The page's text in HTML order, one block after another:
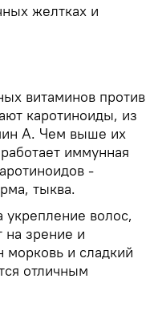
желтках и
витаминов против
каротиноиды, из
А. Чем выше их
иммунная
-
тыква.
укрепление волос,
на зрение и
морковь и сладкий
отличным